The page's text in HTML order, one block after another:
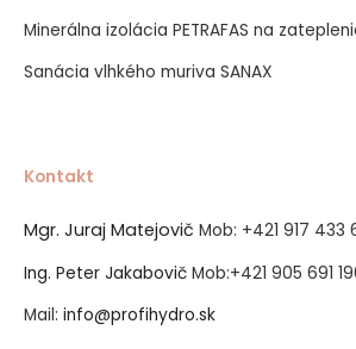
Minerálna izolácia PETRAFAS na
Sanácia vlhkého muriva SANAX
Kontakt
Mgr. Juraj Matejovič Mob: +421 917 433
Ing. Peter Jakabovič Mob:+421 905 691
Mail: info@profihydro.sk